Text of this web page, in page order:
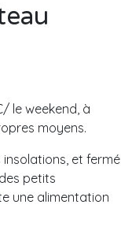
le weekend, à
moyens.
et fermé
petits
une alimentation